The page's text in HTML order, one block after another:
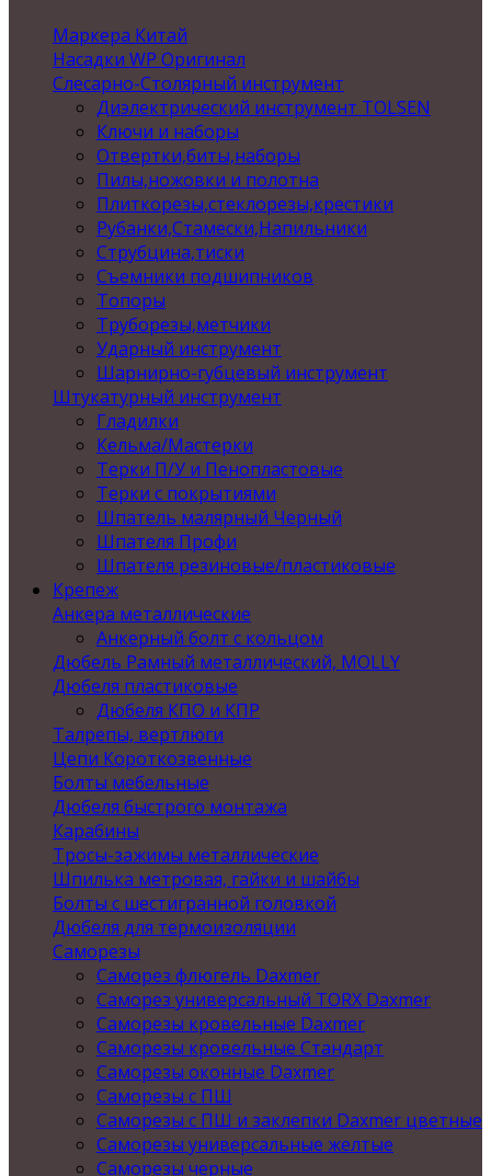
Маркера Китай
Насадки WP Оригинал
Слесарно-Столярный инструмент
Диэлектрический инструмент TOLSEN
Ключи и наборы
Отвертки,биты,наборы
Пилы,ножовки и полотна
Плиткорезы,стеклорезы,крестики
Рубанки,Стамески,Напильники
Струбцина,тиски
Съемники подшипников
Топоры
Труборезы,метчики
Ударный инструмент
Шарнирно-губцевый инструмент
Штукатурный инструмент
Гладилки
Кельма/Мастерки
Терки П/У и Пенопластовые
Терки с покрытиями
Шпатель малярный Черный
Шпателя Профи
Шпателя резиновые/пластиковые
Крепеж
Анкера металлические
Анкерный болт с кольцом
Дюбель Рамный металлический, MOLLY
Дюбеля пластиковые
Дюбеля КПО и КПР
Талрепы, вертлюги
Цепи Короткозвенные
Болты мебельные
Дюбеля быстрого монтажа
Карабины
Тросы-зажимы металлические
Шпилька метровая, гайки и шайбы
Болты с шестигранной головкой
Дюбеля для термоизоляции
Саморезы
Саморез флюгель Daxmer
Саморез универсальный TORX Daxmer
Саморезы кровельные Daxmer
Саморезы кровельные Стандарт
Саморезы оконные Daxmer
Саморезы с ПШ
Саморезы с ПШ и заклепки Daxmer цветные
Саморезы универсальные желтые
Саморезы черные